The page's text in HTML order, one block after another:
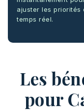
ajuster les priorités
temps réel.
Les
pour